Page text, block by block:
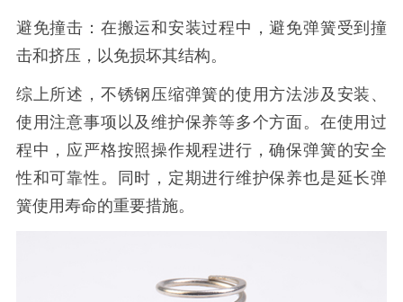
避免撞击：在搬运和安装过程中，避免弹簧受到撞
击和挤压，以免损坏其结构。
综上所述，不锈钢压缩弹簧的使用方法涉及安装、
使用注意事项以及维护保养等多个方面。在使用过
程中，应严格按照操作规程进行，确保弹簧的安全
性和可靠性。同时，定期进行维护保养也是延长弹
簧使用寿命的重要措施。